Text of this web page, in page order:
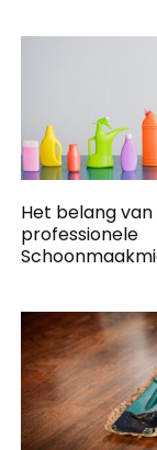
Het belang van
professionele